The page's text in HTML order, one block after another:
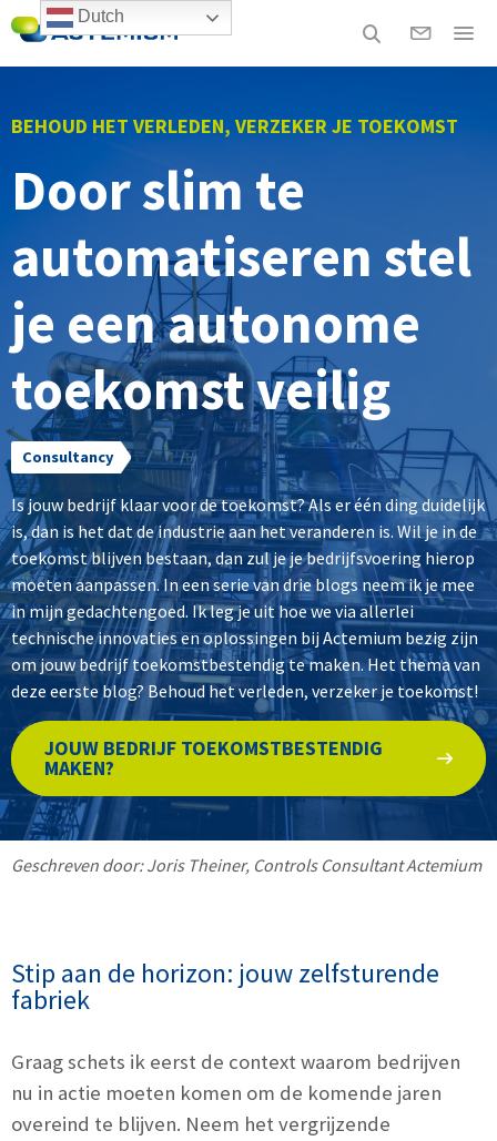
BEHOUD HET VERLEDEN, VERZEKER JE TOEKOMST
Door slim te
automatiseren stel
je een autonome
toekomst veilig
Consultancy
Is jouw bedrijf klaar voor de toekomst? Als er één ding duidelijk
is, dan is het dat de industrie aan het veranderen is. Wil je in de
toekomst blijven bestaan, dan zul je je bedrijfsvoering hierop
moeten aanpassen. In een serie van drie blogs neem ik je mee
in mijn gedachtengoed. Ik leg je uit hoe we via allerlei
technische innovaties en oplossingen bij Actemium bezig zijn
om jouw bedrijf toekomstbestendig te maken. Het thema van
deze eerste blog? Behoud het verleden, verzeker je toekomst!
JOUW BEDRIJF TOEKOMSTBESTENDIG
MAKEN?
Geschreven door: Joris Theiner, Controls Consultant Actemium
Stip aan de horizon: jouw zelfsturende
fabriek
Graag schets ik eerst de context waarom bedrijven
nu in actie moeten komen om de komende jaren
overeind te blijven. Neem het vergrijzende
Dutch